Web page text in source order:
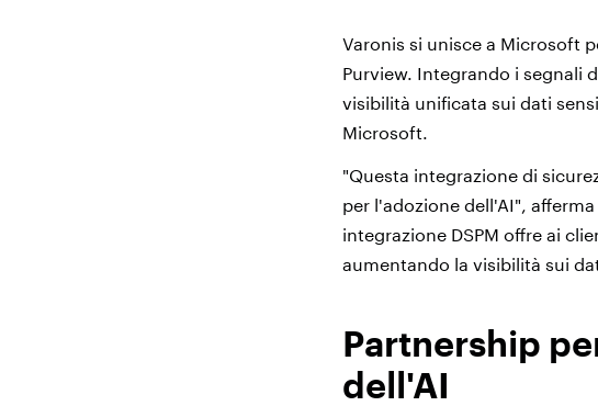
Varonis si unisce a Microsoft
Purview. Integrando i segnali
visibilità unificata sui dati
Microsoft.
"Questa integrazione di
per l'adozione dell'AI",
integrazione DSPM offre ai
aumentando la visibilità sui
Partnership
dell'AI